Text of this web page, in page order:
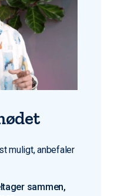
muligt, anbefaler
sammen,